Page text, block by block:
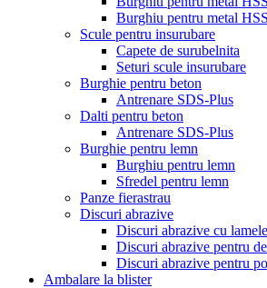
Burghiu pentru metal
Scule pentru insurubare
Capete de surubelnita
Seturi scule insurubare
Burghie pentru beton
Antrenare SDS-Plus
Dalti pentru beton
Antrenare SDS-Plus
Burghie pentru lemn
Burghiu pentru lemn
Sfredel pentru lemn
Panze fierastrau
Discuri abrazive
Discuri abrazive cu lamele
Discuri abrazive pentru
Discuri abrazive pentru
Ambalare la blister